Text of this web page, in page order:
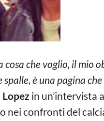
cosa che voglio, il mio
è una pagina
in un’intervista
nei confronti del